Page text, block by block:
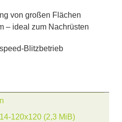
von großen Flächen
– ideal zum Nachrüsten
Blitzbetrieb
120x120 (2,3 MiB)